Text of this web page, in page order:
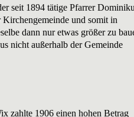
seit 1894 tätige Pfarrer
und somit in
dann nur etwas größer zu
nicht außerhalb der Gemeinde
zahlte 1906 einen hohen Betrag